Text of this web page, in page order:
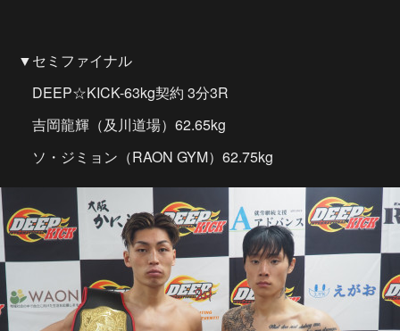
▼セミファイナル
DEEP☆KICK-63kg契約 3分3R
吉岡龍輝（及川道場）62.65kg
ソ・ジミョン（RAON GYM）62.75kg